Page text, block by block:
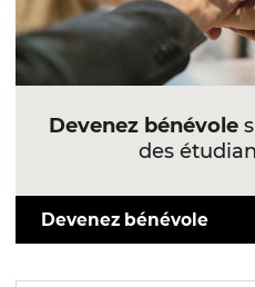
Devenez bénévole
des
Devenez bénévole